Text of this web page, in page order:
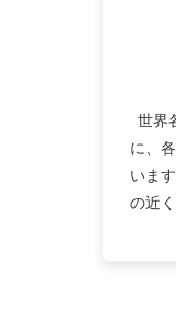
世界
に、
いま
の近